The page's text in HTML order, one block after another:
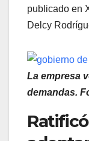
publicado en
Delcy
La empresa
demandas.